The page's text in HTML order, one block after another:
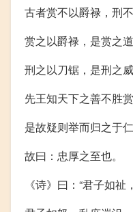
古者赏不以爵禄，刑不
赏之以爵禄，是赏之
刑之以刀锯，是刑之
先王知天下之善不胜
是故疑则举而归之于
故曰：忠厚之至也。
《诗》曰：“君子如祉